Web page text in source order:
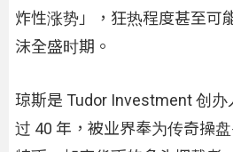
炸性涨势」，狂热程度甚至可
沫全盛时期。
琼斯是 Tudor Investment 创
过 40 年，被业界奉为传奇操